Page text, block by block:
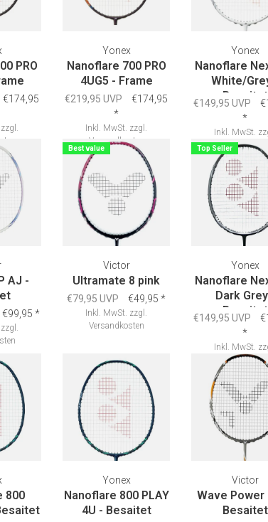
PRO
€174,95
zzgl.
Yonex
Nanoflare 700 PRO
4UG5 - Frame
€219,95 UVP
€174,95
*
Inkl. MwSt. zzgl.
Versandkosten
Yonex
Nanoflare
White/
Besaitet
€149,95 UVP
*
Inkl. MwSt.
Versandkosten
AJ -
€99,95 *
zzgl.
Best value
Victor
Ultramate 8 pink
€79,95 UVP €49,95 *
Inkl. MwSt. zzgl.
Versandkosten
Top Seller
Yonex
Nanoflare
Dark
Besaitet
€149,95 UVP
*
Inkl. MwSt.
Versandkosten
800
Yonex
Nanoflare 800 PLAY
4U - Besaitet
Victor
Wave Power
Besaitet